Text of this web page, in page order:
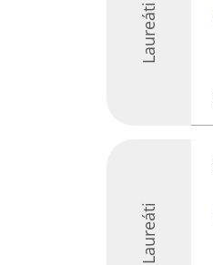
Laureáti
Laureáti